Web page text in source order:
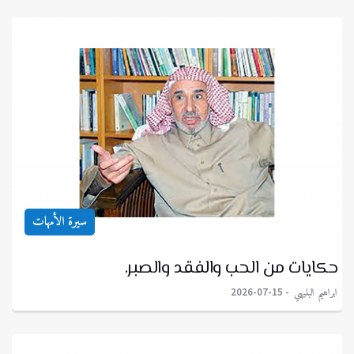
سيرة الأمهات
حكايات من الحب والفقد والصبر.
ابراهيم البليهي 2026-07-15